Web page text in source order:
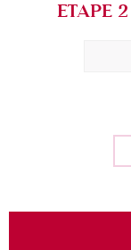
ETAPE 2